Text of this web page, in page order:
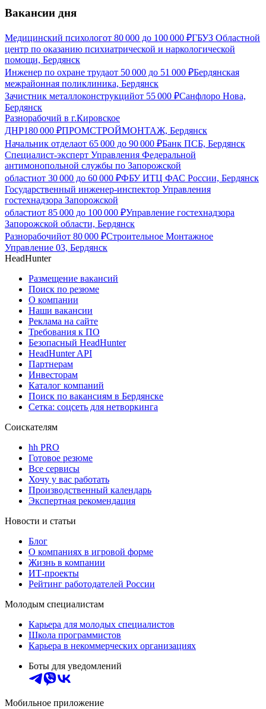
Вакансии дня
Медицинский психологот 80 000 до 100 000 ₽ГБУЗ Областной
центр по оказанию психиатрической и наркологической
помощи, Бердянск
Инженер по охране трудаот 50 000 до 51 000 ₽Бердянская
межрайонная поликлиника, Бердянск
Зачистник металлоконструкцийот 55 000 ₽Санфлоро Нова,
Бердянск
Разнорабочий в г.Кировское
ДНР180 000 ₽ПРОМСТРОЙМОНТАЖ, Бердянск
Начальник отделаот 65 000 до 90 000 ₽Банк ПСБ, Бердянск
Специалист-эксперт Управления Федеральной
антимонопольной службы по Запорожской
областиот 30 000 до 60 000 ₽ФБУ ИТЦ ФАС России, Бердянск
Государственный инженер-инспектор Управления
гостехнадзора Запорожской
областиот 85 000 до 100 000 ₽Управление гостехнадзора
Запорожской области, Бердянск
Разнорабочийот 80 000 ₽Строительное Монтажное
Управление 03, Бердянск
HeadHunter
Размещение вакансий
Поиск по резюме
О компании
Наши вакансии
Реклама на сайте
Требования к ПО
Безопасный HeadHunter
HeadHunter API
Партнерам
Инвесторам
Каталог компаний
Поиск по вакансиям в Бердянске
Сетка: соцсеть для нетворкинга
Соискателям
hh PRO
Готовое резюме
Все сервисы
Хочу у вас работать
Производственный календарь
Экспертная рекомендация
Новости и статьи
Блог
О компаниях в игровой форме
Жизнь в компании
ИТ-проекты
Рейтинг работодателей России
Молодым специалистам
Карьера для молодых специалистов
Школа программистов
Карьера в некоммерческих организациях
Боты для уведомлений
Мобильное приложение